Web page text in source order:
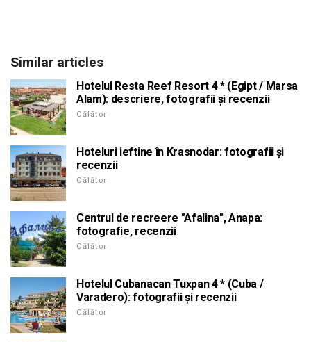
Similar articles
Hotelul Resta Reef Resort 4 * (Egipt / Marsa
Alam): descriere, fotografii și recenzii
Călător
Hoteluri ieftine în Krasnodar: fotografii și
recenzii
Călător
Centrul de recreere "Afalina", Anapa:
fotografie, recenzii
Călător
Hotelul Cubanacan Tuxpan 4 * (Cuba /
Varadero): fotografii și recenzii
Călător